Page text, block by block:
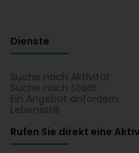
Dienste
Suche nach Aktivität
Suche nach Stadt
Ein Angebot anfordern
Lebensstill
Rufen Sie direkt eine